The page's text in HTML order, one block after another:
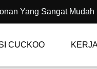
Yang Sangat Mudah
CUCKOO